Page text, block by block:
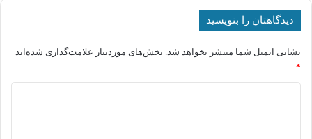
دیدگاهتان را بنویسید
نشانی ایمیل شما منتشر نخواهد شد. بخش‌های موردنیاز علامت‌گذاری شده‌اند
*